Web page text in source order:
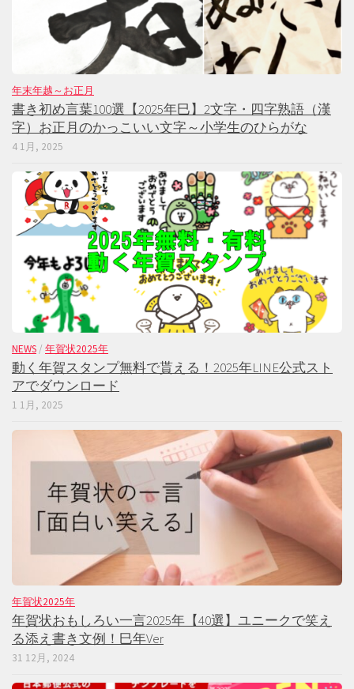
年末年越～お正月
書き初め言葉100選【2025年巳】2文字・四字熟語（漢
字）お正月のかっこいい文字～小学生のひらがな
4 1月, 2025
NEWS / 年賀状2025年
動く年賀スタンプ無料で貰える！2025年LINE公式スト
アでダウンロード
1 1月, 2025
年賀状2025年
年賀状おもしろい一言2025年【40選】ユニークで笑え
る添え書き文例！巳年Ver
31 12月, 2024